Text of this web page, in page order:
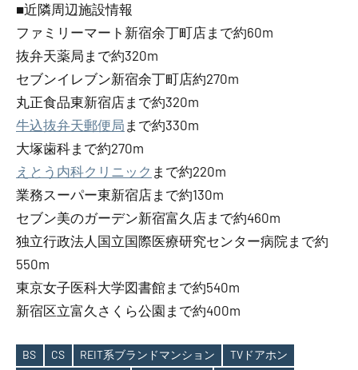
■近隣周辺施設情報
ファミリーマート新宿余丁町店まで約60m
抜弁天薬局まで約320m
セブンイレブン新宿余丁町店約270m
丸正食品東新宿店まで約320m
牛込抜弁天郵便局 まで約330m
大塚歯科まで約270m
えとう内科クリニック まで約220m
業務スーパー東新宿店まで約130m
セブン美のガーデン新宿富久店まで約460m
独立行政法人国立国際医療研究センター病院まで約
550m
東京女子医科大学図書館まで約540m
新宿区立富久さくら公園まで約400m
BS CS REIT系ブランドマンション
TVドアホン